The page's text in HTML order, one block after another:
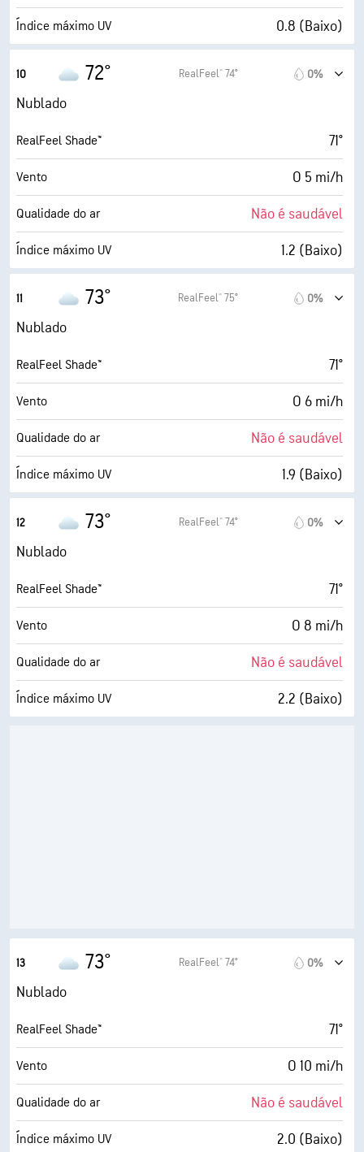
Visibilidade 5 milhas
Índice máximo UV 0.8 (Baixo)
Humidade
Ponto de orvalho 63° F
AccuLumen Brightness Index™ 1 (Escuro)
Cobertura de nuvens 100%
Visibilidade 5 milhas
10 72° RealFeel® 74° 0%
Nublado
RealFeel Shade™ 71°
Vento O 5 mi/h
Qualidade do ar Não é saudável
Índice máximo UV 1.2 (Baixo)
Humidade
Ponto de orvalho 63° F
AccuLumen Brightness Index™ 1 (Escuro)
Cobertura de nuvens 100%
Visibilidade 5 milhas
11 73° RealFeel® 75° 0%
Nublado
RealFeel Shade™ 71°
Vento O 6 mi/h
Qualidade do ar Não é saudável
Índice máximo UV 1.9 (Baixo)
Humidade
Ponto de orvalho 63° F
AccuLumen Brightness Index™ 1 (Escuro)
Cobertura de nuvens 99%
Visibilidade 5 milhas
12 73° RealFeel® 74° 0%
Nublado
RealFeel Shade™ 71°
Vento O 8 mi/h
Qualidade do ar Não é saudável
Índice máximo UV 2.2 (Baixo)
Teto de nuvens 1900 pés
13 73° RealFeel® 74° 0%
Nublado
RealFeel Shade™ 71°
Vento O 10 mi/h
Qualidade do ar Não é saudável
Índice máximo UV 2.0 (Baixo)